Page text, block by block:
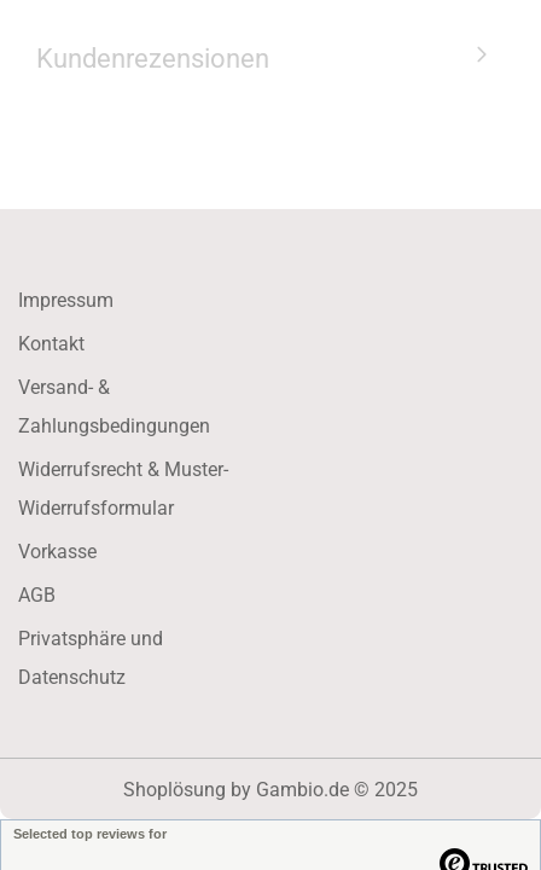
Kundenrezensionen
Impressum
Kontakt
Versand- &
Zahlungsbedingungen
Widerrufsrecht & Muster-
Widerrufsformular
Vorkasse
AGB
Privatsphäre und
Datenschutz
Shoplösung by Gambio.de © 2025
Selected top reviews for